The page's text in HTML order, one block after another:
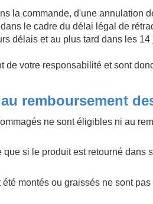
la commande, d'une annulation
le cadre du délai légal de
délais et au plus tard dans les
de votre responsabilité et sont
remboursement
ne sont éligibles ni au
que si le produit est retourné dans
montés ou graissés ne sont